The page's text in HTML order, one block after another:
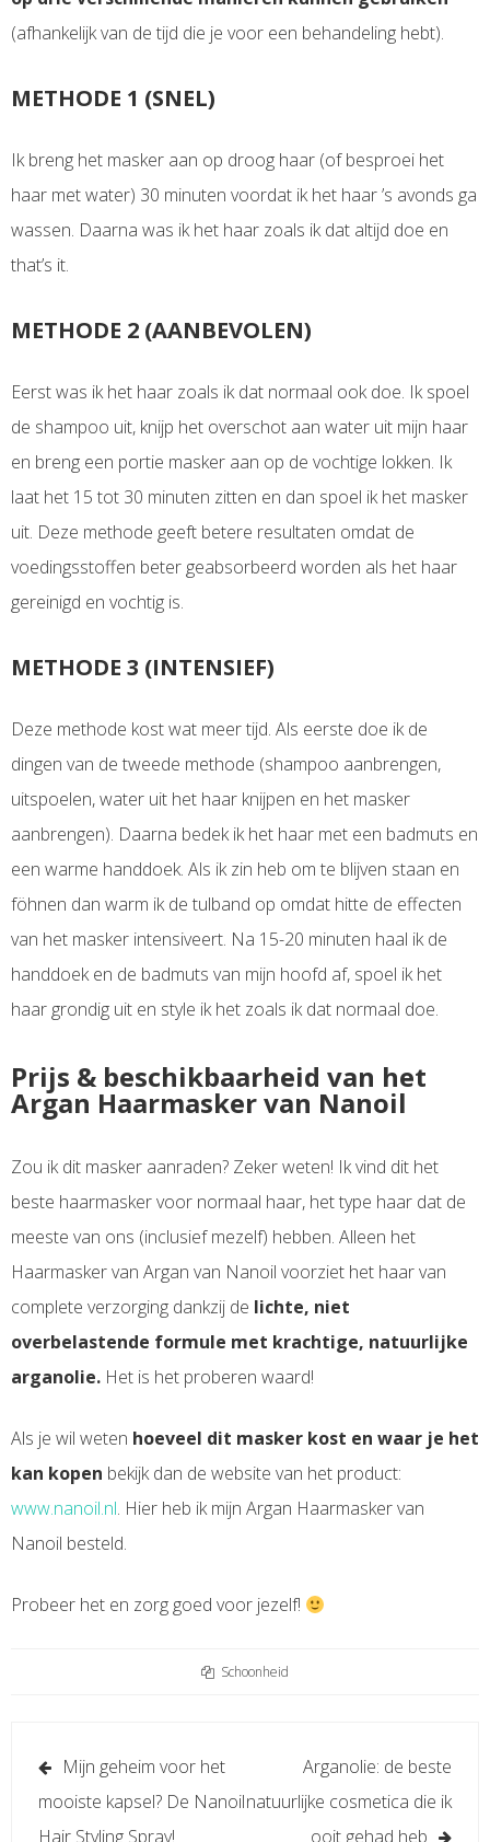
(afhankelijk van de tijd die je voor een behandeling hebt).
METHODE 1 (SNEL)
Ik breng het masker aan op droog haar (of besproei het
haar met water) 30 minuten voordat ik het haar ’s avonds ga
wassen. Daarna was ik het haar zoals ik dat altijd doe en
that’s it.
METHODE 2 (AANBEVOLEN)
Eerst was ik het haar zoals ik dat normaal ook doe. Ik spoel
de shampoo uit, knijp het overschot aan water uit mijn haar
en breng een portie masker aan op de vochtige lokken. Ik
laat het 15 tot 30 minuten zitten en dan spoel ik het masker
uit. Deze methode geeft betere resultaten omdat de
voedingsstoffen beter geabsorbeerd worden als het haar
gereinigd en vochtig is.
METHODE 3 (INTENSIEF)
Deze methode kost wat meer tijd. Als eerste doe ik de
dingen van de tweede methode (shampoo aanbrengen,
uitspoelen, water uit het haar knijpen en het masker
aanbrengen). Daarna bedek ik het haar met een badmuts en
een warme handdoek. Als ik zin heb om te blijven staan en
föhnen dan warm ik de tulband op omdat hitte de effecten
van het masker intensiveert. Na 15-20 minuten haal ik de
handdoek en de badmuts van mijn hoofd af, spoel ik het
haar grondig uit en style ik het zoals ik dat normaal doe.
Prijs & beschikbaarheid van het
Argan Haarmasker van Nanoil
Zou ik dit masker aanraden? Zeker weten! Ik vind dit het
beste haarmasker voor normaal haar, het type haar dat de
meeste van ons (inclusief mezelf) hebben. Alleen het
Haarmasker van Argan van Nanoil voorziet het haar van
complete verzorging dankzij de lichte, niet
overbelastende formule met krachtige, natuurlijke
arganolie. Het is het proberen waard!
Als je wil weten hoeveel dit masker kost en waar je het
kan kopen bekijk dan de website van het product:
www.nanoil.nl. Hier heb ik mijn Argan Haarmasker van
Nanoil besteld.
Probeer het en zorg goed voor jezelf!
Schoonheid
Berichtnavigatie
Mijn geheim voor het
mooiste kapsel? De Nanoil
Hair Styling Spray!
Arganolie: de beste
natuurlijke cosmetica die ik
ooit gehad heb